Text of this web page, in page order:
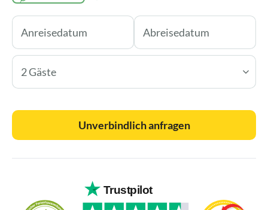
2 Gäste
Unverbindlich anfragen